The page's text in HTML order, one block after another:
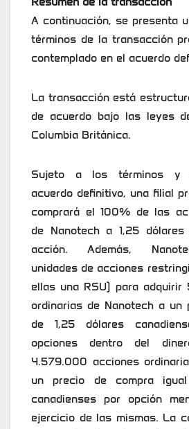
A continuación, se presenta
términos de la transacción
contemplado en el acuerdo
La transacción está
de acuerdo bajo las leyes
Columbia Británica.
Sujeto a los términos y
acuerdo definitivo, una filial
comprará el 100% de las
de Nanotech a 1,25 dólares
acción. Además,
unidades de acciones
ellas una RSU) para adquirir
ordinarias de Nanotech a un
de 1,25 dólares
opciones dentro del
4.579.000 acciones
un precio de compra
canadienses por opción
ejercicio de las mismas. La